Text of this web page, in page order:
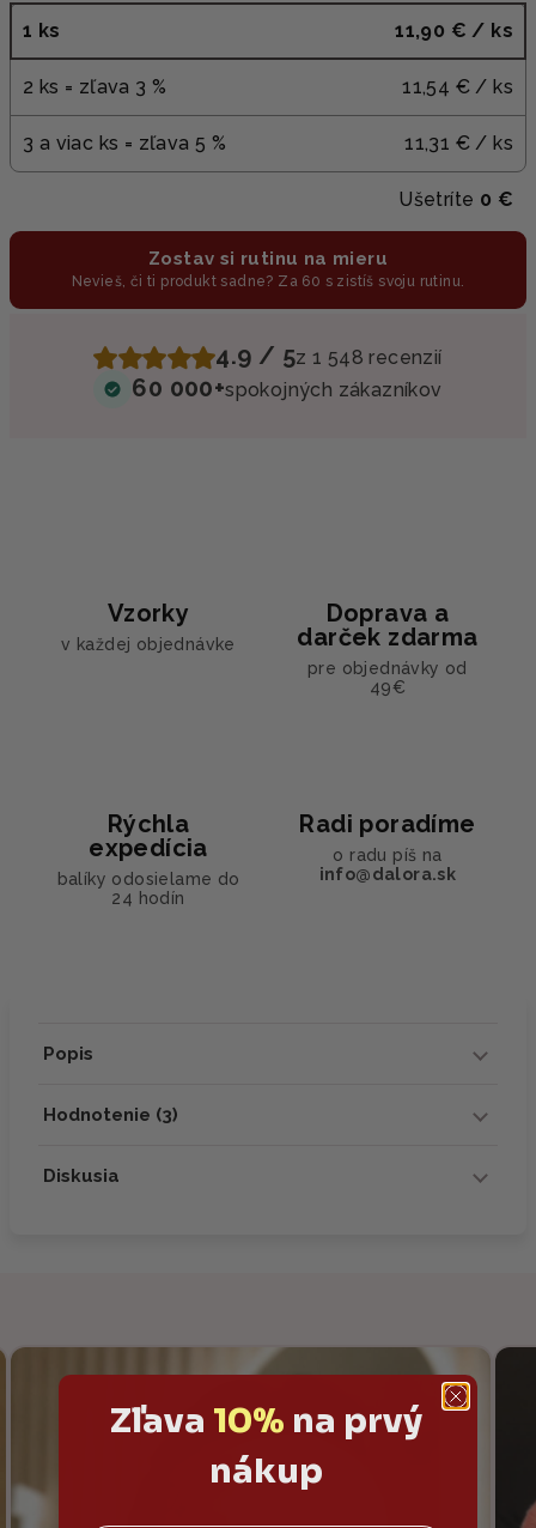
1 ks 11,90 € / ks
2 ks = zľava 3 % 11,54 € / ks
3 a viac ks = zľava 5 % 11,31 € / ks
Ušetríte 0 €
Zostav si rutinu na mieru
Nevieš, či ti produkt sadne? Za 60 s zistíš svoju rutinu.
4.9 / 5z 1 548 recenzií
60 000+spokojných zákazníkov
Vzorky
v každej objednávke
Doprava a
darček zdarma
pre objednávky od
49€
Rýchla
expedícia
balíky odosielame do
24 hodín
Radi poradíme
o radu píš na
info@dalora.sk
Popis
Hodnotenie (3)
Diskusia
Zľava 10% na prvý
nákup